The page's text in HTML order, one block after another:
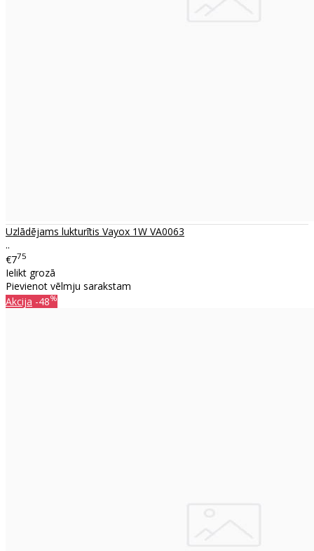
Uzlādējams lukturītis Vayox 1W VA0063
..
€775
Ielikt grozā
Pievienot vēlmju sarakstam
Akcija -48%